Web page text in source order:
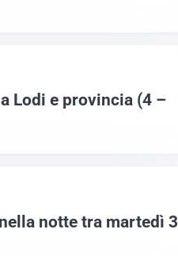
Lodi e provincia (4 –
notte tra martedì 3